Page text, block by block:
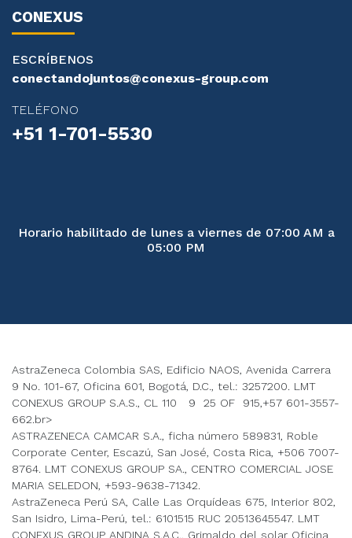
CONEXUS
ESCRÍBENOS
conectandojuntos@conexus-group.com
TELÉFONO
+51 1-701-5530
Horario habilitado de lunes a viernes de 07:00 AM a
05:00 PM
AstraZeneca Colombia SAS, Edificio NAOS, Avenida Carrera
9 No. 101-67, Oficina 601, Bogotá, D.C., tel.: 3257200. LMT
CONEXUS GROUP S.A.S., CL 110 9 25 OF 915,+57 601-3557-
662.br>
ASTRAZENECA CAMCAR S.A., ficha número 589831, Roble
Corporate Center, Escazú, San José, Costa Rica, +506 7007-
8764. LMT CONEXUS GROUP SA., CENTRO COMERCIAL JOSE
MARIA SELEDON, +593-9638-71342.
AstraZeneca Perú SA, Calle Las Orquídeas 675, Interior 802,
San Isidro, Lima-Perú, tel.: 6101515 RUC 20513645547. LMT
CONEXUS GROUP ANDINA S.A.C., Grimaldo del solar Oficina